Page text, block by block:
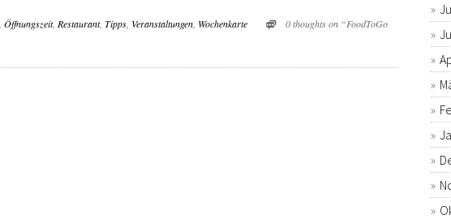
Öffnungszeit, Restaurant, Tipps Veranstaltungen Wochenkarte
0 thoughts on “FoodToGo